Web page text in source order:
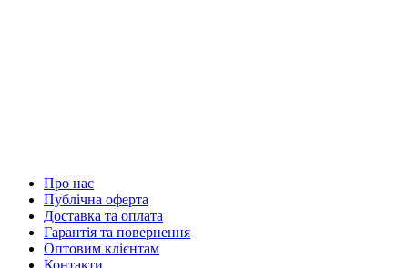
Про нас
Публічна оферта
Доставка та оплата
Гарантія та повернення
Оптовим клієнтам
Контакти